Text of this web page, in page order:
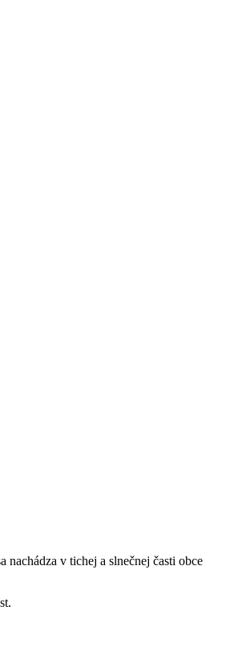
nachádza v tichej a slnečnej časti obce